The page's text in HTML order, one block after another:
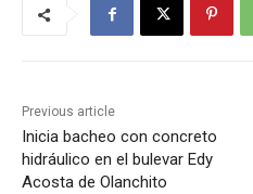
Previous article
Inicia bacheo con concreto
hidráulico en el bulevar Edy
Acosta de Olanchito